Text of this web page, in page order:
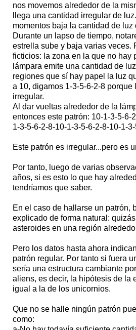
nos movemos alrededor de la
llega una cantidad irregular de
momentos baja la cantidad de luz
Durante un lapso de tiempo,
estrella sube y baja varias veces.
ficticios: la zona en la que no hay
lámpara emite una cantidad de
regiones que sí hay papel la luz
a 10, digamos 1-3-5-6-2-8 porque
irregular.
Al dar vueltas alrededor de la
entonces este patrón: 10-1-3-5-6-
1-3-5-6-2-8-10-1-3-5-6-2-8-10-1-
Este patrón es irregular...pero es
Por tanto, luego de varias
años, si es esto lo que hay
tendríamos que saber.
En el caso de hallarse un patrón,
explicado de forma natural:
asteroides en una región
Pero los datos hasta ahora
patrón regular. Por tanto si fuera
sería una estructura cambiante
aliens, es decir, la hipótesis de la
igual a la de los unicornios.
Que no se halle ningún patrón
como: